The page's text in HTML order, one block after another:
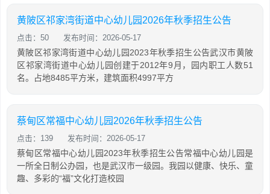
黄陂区祁家湾街道中心幼儿园2026年秋季招生公告
点击：50 发布时间：2026-05-17
黄陂区祁家湾街道中心幼儿园2023年秋季招生公告武汉市黄陂
区祁家湾街道中心幼儿园创建于2012年9月，园内职工人数51
名。占地8485平方米，建筑面积4997平方
蔡甸区常福中心幼儿园2026年秋季招生公告
点击：139 发布时间：2026-05-17
蔡甸区常福中心幼儿园2023年秋季招生公告常福中心幼儿园是
一所全日制公办园，也是武汉市一级园。我园以健康、快乐、童
趣、多彩的“福”文化打造校园